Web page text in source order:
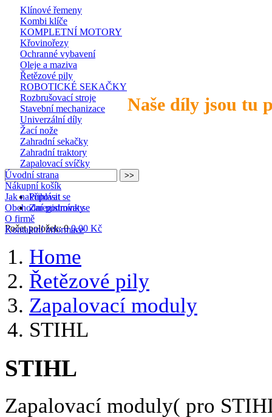
Naše díly jsou tu
Klínové řemeny
Kombi klíče
KOMPLETNÍ MOTORY
Křovinořezy
Ochranné vybavení
Oleje a maziva
Řetězové pily
ROBOTICKÉ SEKAČKY
Rozbrušovací stroje
Stavební mechanizace
Univerzální díly
Žací nože
Zahradní sekačky
Zahradní traktory
Zapalovací svíčky
Přihlásit se
Zaregistrovat se
Počet položek: 0 0,00 Kč
Úvodní strana
Nákupní košík
Jak nakupovat
Obchodní podmínky
O firmě
Kontaktní informace
Home
Řetězové pily
Zapalovací moduly
STIHL
STIHL
Zapalovací moduly( pro